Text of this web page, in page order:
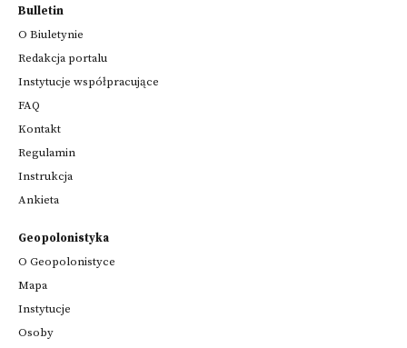
Bulletin
O Biuletynie
Redakcja portalu
Instytucje współpracujące
FAQ
Kontakt
Regulamin
Instrukcja
Ankieta
Geopolonistyka
O Geopolonistyce
Mapa
Instytucje
Osoby